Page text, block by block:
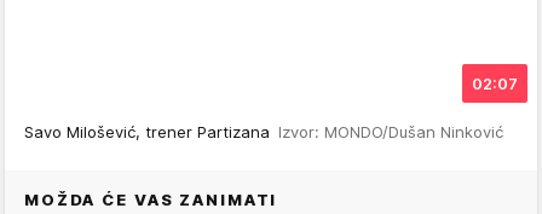
02:07
Savo Milošević, trener Partizana Izvor: MONDO/Dušan Ninković
MOŽDA ĆE VAS ZANIMATI